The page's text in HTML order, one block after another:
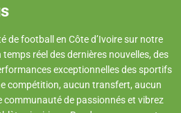
de football en Côte d’Ivoire sur notre
réel des dernières nouvelles, des
exceptionnelles des sportifs
compétition, aucun transfert, aucun
de passionnés et vibrez